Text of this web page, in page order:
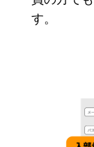
す。